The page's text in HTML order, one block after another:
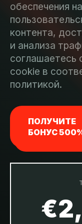
обеспечения
контента,
и анализа
соглашаетесь
cookie в
политикой.
ПОЛУЧИТЕ
БОНУС